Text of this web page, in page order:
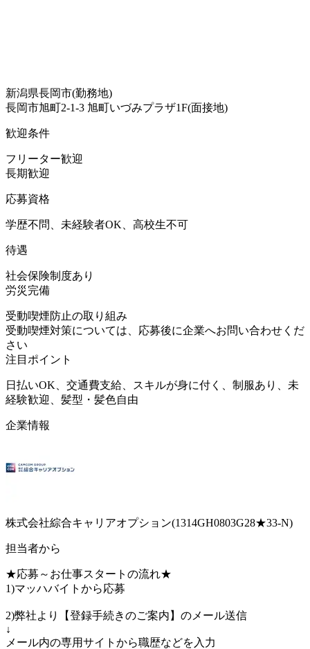
新潟県長岡市(勤務地)
長岡市旭町2-1-3 旭町いづみプラザ1F(面接地)
歓迎条件
フリーター歓迎
長期歓迎
応募資格
学歴不問、未経験者OK、高校生不可
待遇
社会保険制度あり
労災完備
受動喫煙防止の取り組み
受動喫煙対策については、応募後に企業へお問い合わせくだ
さい
注目ポイント
日払いOK、交通費支給、スキルが身に付く、制服あり、未
経験歓迎、髪型・髪色自由
企業情報
株式会社綜合キャリアオプション(1314GH0803G28★33-N)
担当者から
★応募～お仕事スタートの流れ★
1)マッハバイトから応募
2)弊社より【登録手続きのご案内】のメール送信
↓
メール内の専用サイトから職歴などを入力